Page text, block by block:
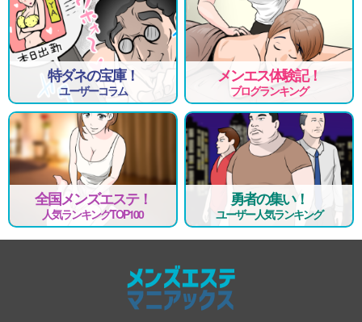
特ダネの宝庫！
ユーザーコラム
メンエス体験記！
ブログランキング
全国メンズエステ！
人気ランキングTOP100
勇者の集い！
ユーザー人気ランキング